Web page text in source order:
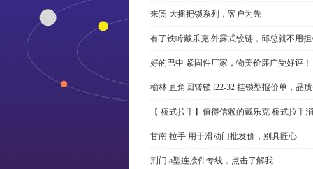
来宾 大摇把锁系列，客户为先
有了铁岭戴乐克 外露式铰链，邱总就不用
好的巴中 紧固件厂家，物美价廉广受好评！
榆林 直角回转锁 l22-32 挂锁型报价单，品
【 桥式拉手】值得信赖的戴乐克 桥式拉手
甘南 拉手 用于滑动门批发价，别具匠心
荆门 a型连接件专线，点击了解我